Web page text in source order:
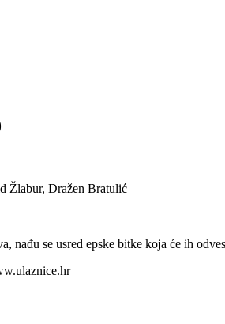
Žlabur, Dražen Bratulić
se usred epske bitke koja će ih